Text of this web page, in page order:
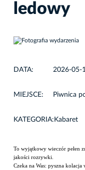
ledowy
DATA: 2026-05-
MIEJSCE: Piwnica
KATEGORIA: Kabaret
To wyjątkowy wieczór pełen
jakości rozrywki.
Czeka na Was: pyszna